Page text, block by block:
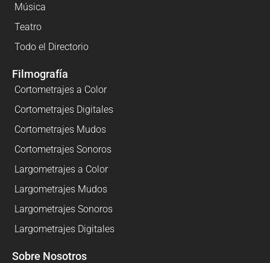
Música
Teatro
Todo el Directorio
Filmografía
Cortometrajes a Color
Cortometrajes Digitales
Cortometrajes Mudos
Cortometrajes Sonoros
Largometrajes a Color
Largometrajes Mudos
Largometrajes Sonoros
Largometrajes Digitales
Sobre Nosotros